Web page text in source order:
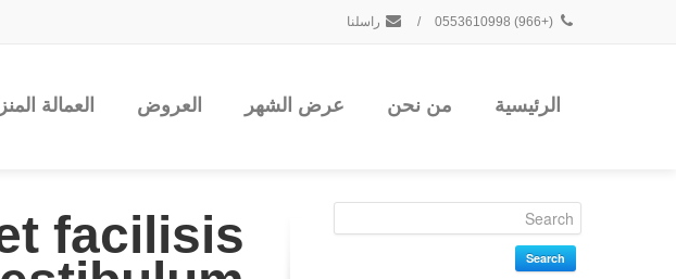
(+966) 0553610998
/ راسلنا
الرئيسية من نحن عرض الشهر العروض العمالة
facilisis Search